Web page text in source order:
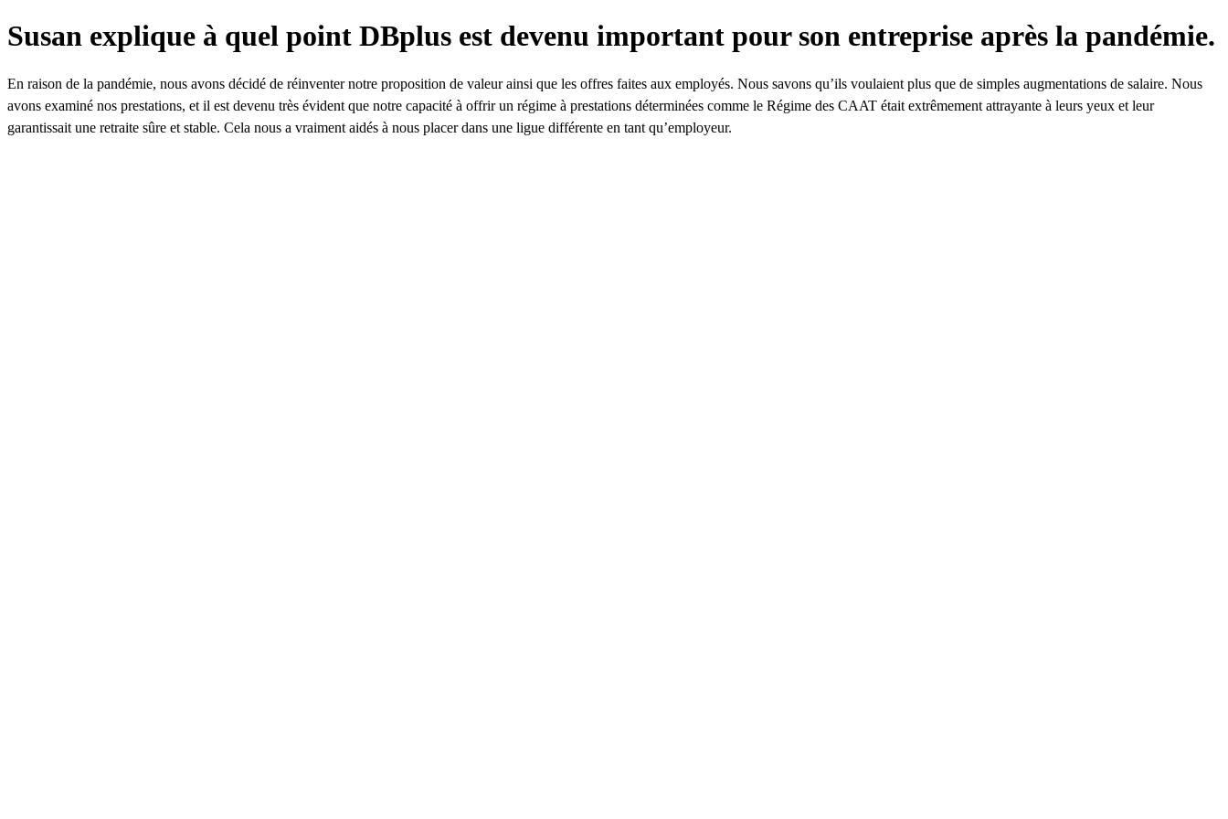
Sauter au contenu
Susan explique à quel point DBplus est devenu important pour son entreprise après la pandémie.
En raison de la pandémie, nous avons décidé de réinventer notre proposition de valeur ainsi que les offres faites aux employés. Nous savons qu’ils voulaient plus que de simples augmentations de salaire. Nous
avons examiné nos prestations, et il est devenu très évident que notre capacité à offrir un régime à prestations déterminées comme le Régime des CAAT était extrêmement attrayante à leurs yeux et leur
garantissait une retraite sûre et stable. Cela nous a vraiment aidés à nous placer dans une ligue différente en tant qu’employeur.